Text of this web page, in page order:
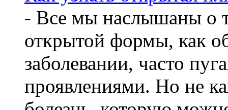
- Все мы наслышаны о
открытой формы, как
заболевании, часто
проявлениями. Но не